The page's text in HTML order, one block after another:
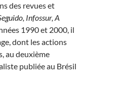
des revues et
Infossur, A
1990 et 2000, il
dont les actions
au deuxième
publiée au Brésil